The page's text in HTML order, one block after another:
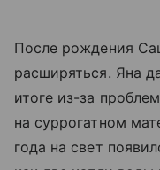
После рождения
расширяться. Яна
итоге из-за
на суррогатном
года на свет